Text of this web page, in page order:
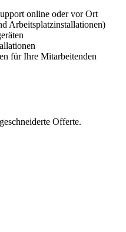
online oder vor Ort
Arbeitsplatzinstallationen)
für Ihre Mitarbeitenden
Offerte.